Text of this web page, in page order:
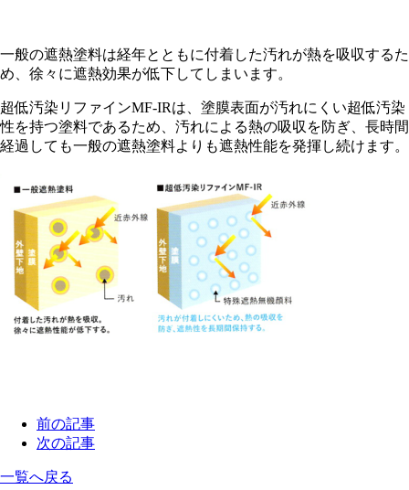
一般の遮熱塗料は経年とともに付着した汚れが熱を吸収するた
め、徐々に遮熱効果が低下してしまいます。
超低汚染リファインMF-IRは、塗膜表面が汚れにくい超低汚染
性を持つ塗料であるため、汚れによる熱の吸収を防ぎ、長時間
経過しても一般の遮熱塗料よりも遮熱性能を発揮し続けます。
前の記事
次の記事
一覧へ戻る